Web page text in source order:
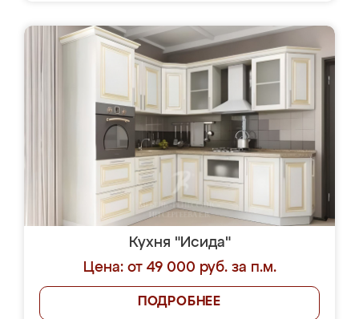
Кухня "Исида"
Цена: от 49 000 руб. за п.м.
ПОДРОБНЕЕ